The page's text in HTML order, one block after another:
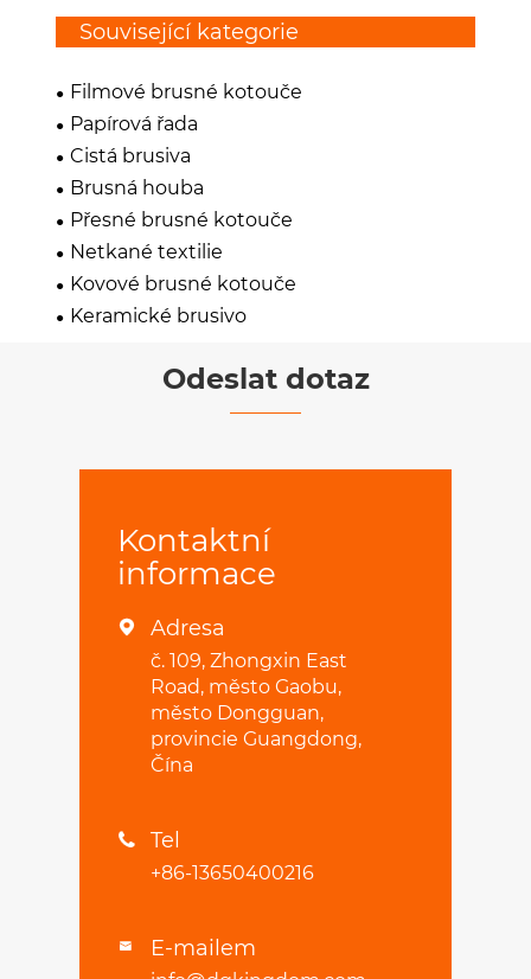
Související kategorie
Filmové brusné kotouče
Papírová řada
Čistá brusiva
Brusná houba
Přesné brusné kotouče
Netkané textilie
Kovové brusné kotouče
Keramické brusivo
Odeslat dotaz
Kontaktní
informace
 Adresa
č. 109, Zhongxin East
Road, město Gaobu,
město Dongguan,
provincie Guangdong,
Čína
 Tel
+86-13650400216
 E-mailem